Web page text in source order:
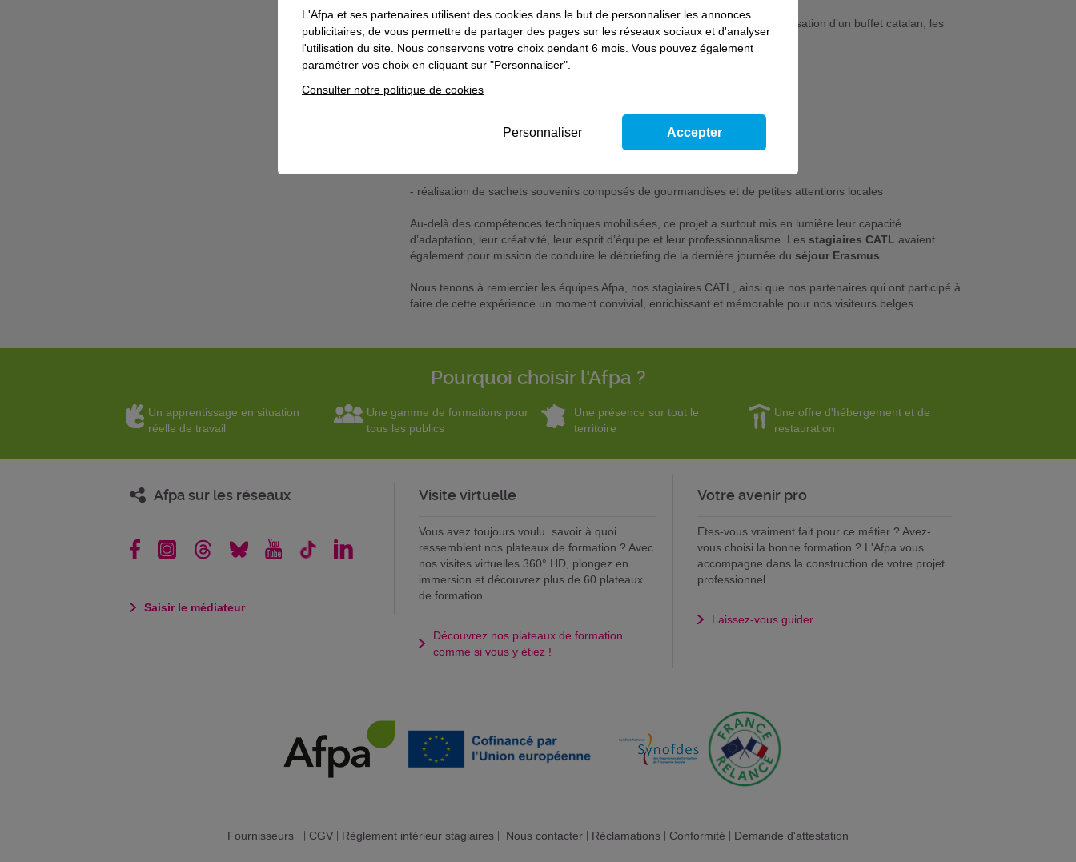
Perpignan.
partenaire CMA
, consacrée à la réalisation d’un buffet catalan, les
apprenants belges nous ont rejoints sur le parvis des Dames de France.
Un véritableprojet professionnel mené de A à Z
- création d’un circuit touristique
- réalisation de sachets souvenirs composés de gourmandises et de petites attentions locales
Au-delà des compétences techniques mobilisées, ce projet a surtout mis en lumière leur capacité
d’adaptation, leur créativité, leur esprit d’équipe et leur professionnalisme. Les stagiaires CATL avaient
également pour mission de conduire le débriefing de la dernière journée du séjour Erasmus.
Nous tenons à remiercier les équipes Afpa, nos stagiaires CATL, ainsi que nos partenaires qui ont participé à
faire de cette expérience un moment convivial, enrichissant et mémorable pour nos visiteurs belges.
Pourquoi choisir l'Afpa ?
Un apprentissage en situation
réelle de travail
Une gamme de formations pour
tous les publics
Une présence sur tout le
territoire
Une offre d'hébergement et de
restauration
Afpa sur les réseaux
Saisir le médiateur
Visite virtuelle
Vous avez toujours voulu savoir à quoi
ressemblent nos plateaux de formation ? Avec
nos visites virtuelles 360° HD, plongez en
immersion et découvrez plus de 60 plateaux
de formation.
Découvrez nos plateaux de formation
comme si vous y étiez !
Votre avenir pro
Etes-vous vraiment fait pour ce métier ? Avez-
vous choisi la bonne formation ? L'Afpa vous
accompagne dans la construction de votre projet
professionnel
Laissez-vous guider
Fournisseurs CGV Règlement intérieur stagiaires Nous contacter Réclamations Conformité Demande d'attestation
L'Afpa et ses partenaires utilisent des cookies dans le but de personnaliser les annonces
publicitaires, de vous permettre de partager des pages sur les réseaux sociaux et d'analyser
l'utilisation du site. Nous conservons votre choix pendant 6 mois. Vous pouvez également
paramétrer vos choix en cliquant sur "Personnaliser".
Consulter notre politique de cookies
Personnaliser Accepter